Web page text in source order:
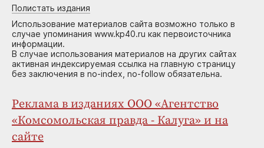
Полистать издания
Использование материалов сайта возможно только в
случае упоминания www.kp40.ru как первоисточника
информации.
В случае использования материалов на других сайтах
активная индексируемая ссылка на главную страницу
без заключения в no-index, no-follow обязательна.
Реклама в изданиях ООО «Агентство
«Комсомольская правда - Калуга» и на
сайте